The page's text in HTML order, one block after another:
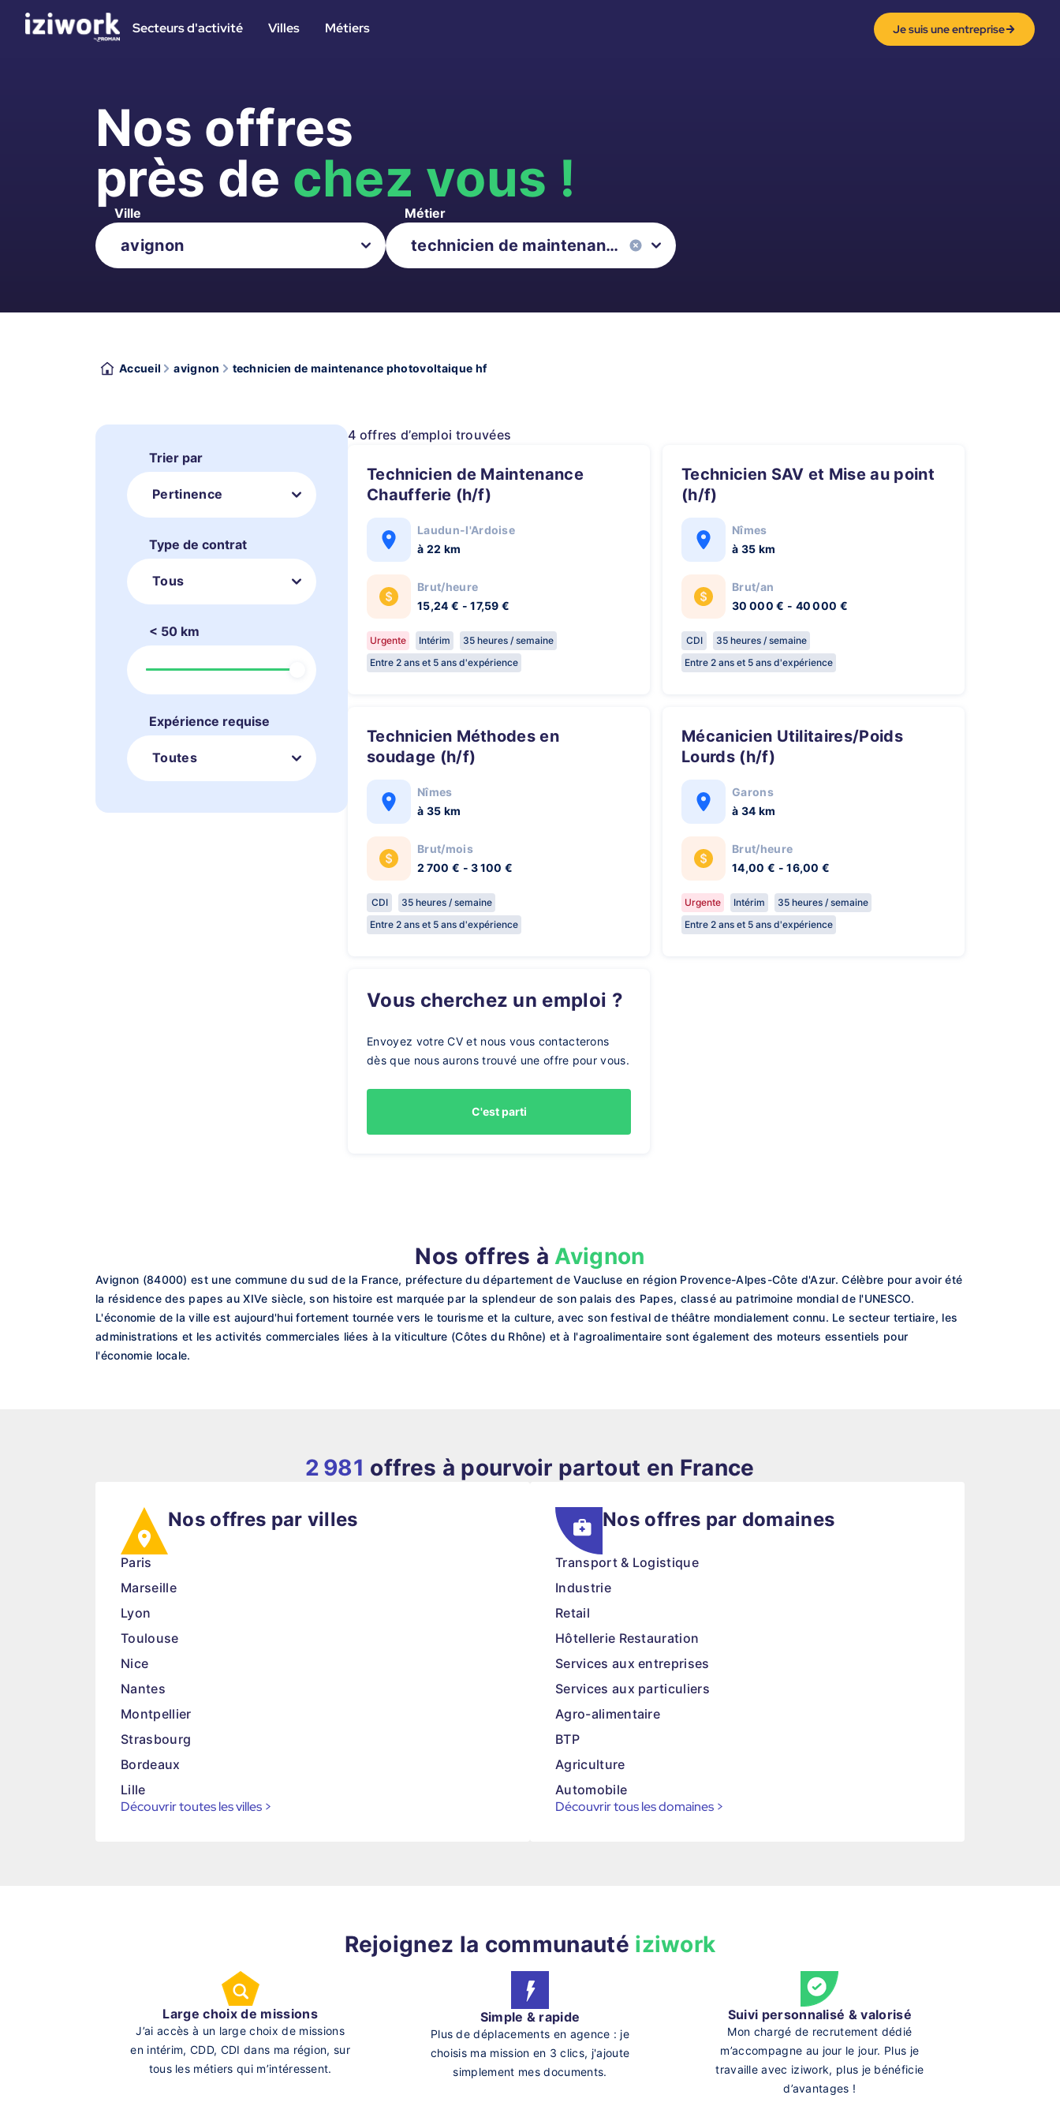
Secteurs d'activité Villes Métiers Je suis une entreprise
Nos offres
près de chez vous !
Ville Métier
Accueil avignon technicien de maintenance photovoltaique hf
Trier par
Pertinence
Type de contrat
Tous
< 50 km
Expérience requise
Toutes
4 offres d’emploi trouvées
Technicien de Maintenance
Chaufferie (h/f)
Laudun-l'Ardoise
à 22 km
Brut/heure
15,24 € - 17,59 €
Urgente Intérim
35 heures / semaine
Entre 2 ans et 5 ans d'expérience
Technicien SAV et Mise au point
(h/f)
Nîmes
à 35 km
Brut/an
30 000 € - 40 000 €
CDI
35 heures / semaine
Entre 2 ans et 5 ans d'expérience
Technicien Méthodes en
soudage (h/f)
Nîmes
à 35 km
Brut/mois
2 700 € - 3 100 €
CDI
35 heures / semaine
Entre 2 ans et 5 ans d'expérience
Mécanicien Utilitaires/Poids
Lourds (h/f)
Garons
à 34 km
Brut/heure
14,00 € - 16,00 €
Urgente Intérim
35 heures / semaine
Entre 2 ans et 5 ans d'expérience
Vous cherchez un emploi ?
Envoyez votre CV et nous vous contacterons
dès que nous aurons trouvé une offre pour vous.
C'est parti
Nos offres àAvignon
Avignon (84000) est une commune du sud de la France, préfecture du département de Vaucluse en région Provence-Alpes-Côte d'Azur. Célèbre pour avoir été
la résidence des papes au XIVe siècle, son histoire est marquée par la splendeur de son palais des Papes, classé au patrimoine mondial de l'UNESCO.
L'économie de la ville est aujourd'hui fortement tournée vers le tourisme et la culture, avec son festival de théâtre mondialement connu. Le secteur tertiaire, les
administrations et les activités commerciales liées à la viticulture (Côtes du Rhône) et à l'agroalimentaire sont également des moteurs essentiels pour
l'économie locale.
2 981 offres à pourvoir partout en France
Nos offres par villes
Paris
Marseille
Lyon
Toulouse
Nice
Nantes
Montpellier
Strasbourg
Bordeaux
Lille
Découvrir toutes les villes >
Nos offres par domaines
Transport & Logistique
Industrie
Retail
Hôtellerie Restauration
Services aux entreprises
Services aux particuliers
Agro-alimentaire
BTP
Agriculture
Automobile
Découvrir tous les domaines >
Rejoignez la communauté iziwork
Large choix de missions
J’ai accès à un large choix de missions
en intérim, CDD, CDI dans ma région, sur
tous les métiers qui m’intéressent.
Simple & rapide
Plus de déplacements en agence : je
choisis ma mission en 3 clics, j'ajoute
simplement mes documents.
Suivi personnalisé & valorisé
Mon chargé de recrutement dédié
m’accompagne au jour le jour. Plus je
travaille avec iziwork, plus je bénéficie
d’avantages !